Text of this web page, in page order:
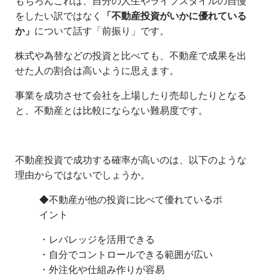
をしたい訳ではなく
「不動産投資がいかに優れている
か」 について話す「前振り」です。
株式や為替などの投資と比べても、不動産で成果を出
せた人の割合は高いように思えます。
事業を成功させて会社を上場したり売却したりとなる
と、不動産とは比較にならない難易度です。
不動産投資で成功する確率が高いのは、以下のような
理由からではないでしょうか。
◆不動産が他の投資に比べて優れているポ
イント
・レバレッジを活用できる
・自分でコントロールできる範囲が広い
・外注化や仕組み作りが容易